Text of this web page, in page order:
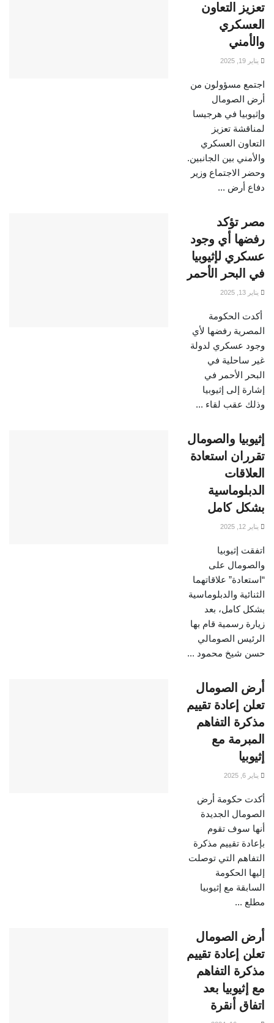
تعزيز التعاون
العسكري
والأمني
يناير 19, 2025
اجتمع مسؤولون من
أرض الصومال
وإثيوبيا في هرجيسا
لمناقشة تعزيز
التعاون العسكري
والأمني ​​بين الجانبين.
وحضر الاجتماع وزير
دفاع أرض ...
مصر تؤكد
رفضها أي وجود
عسكري لإثيوبيا
في البحر الأحمر
يناير 13, 2025
أكدت الحكومة
المصرية رفضها لأي
وجود عسكري لدولة
غير ساحلية في
البحر الأحمر في
إشارة إلى إثيوبيا
وذلك عقب لقاء ...
إثيوبيا والصومال
تقرران استعادة
العلاقات
الدبلوماسية
بشكل كامل
يناير 12, 2025
اتفقت إثيوبيا
والصومال على
“استعادة” علاقاتهما
الثنائية والدبلوماسية
بشكل كامل، بعد
زيارة رسمية قام بها
الرئيس الصومالي
حسن شيخ محمود ...
أرض الصومال
تعلن إعادة تقييم
مذكرة التفاهم
المبرمة مع
إثيوبيا
يناير 6, 2025
أكدت حكومة أرض
الصومال الجديدة
أنها سوف تقوم
بإعادة تقييم مذكرة
التفاهم التي توصلت
إليها الحكومة
السابقة مع إثيوبيا
مطلع ...
أرض الصومال
تعلن إعادة تقييم
مذكرة التفاهم
مع إثيوبيا بعد
اتفاق أنقرة